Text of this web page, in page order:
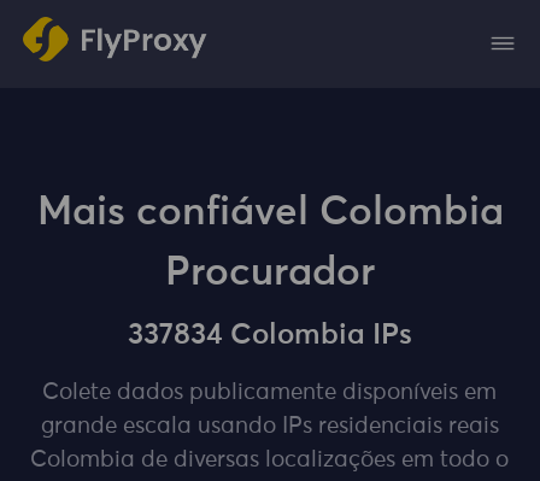
Mais confiável Colombia
Procurador
337834 Colombia IPs
Colete dados publicamente disponíveis em
grande escala usando IPs residenciais reais
Colombia de diversas localizações em todo o